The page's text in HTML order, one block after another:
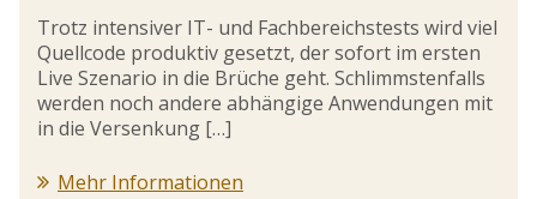
Trotz intensiver IT- und Fachbereichstests wird viel
Quellcode produktiv gesetzt, der sofort im ersten
Live Szenario in die Brüche geht. Schlimmstenfalls
werden noch andere abhängige Anwendungen mit
in die Versenkung […]
Mehr Informationen